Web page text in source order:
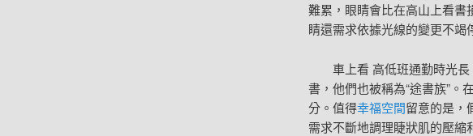
難累，眼睛會比在高山上看
睛還需求依據光線的變更不竭
車上看 高低班通勤時光
書，他們也被稱為“途書族”。
分。值得幸福空間留意的是，
需求不斷地調理睫狀肌的壓